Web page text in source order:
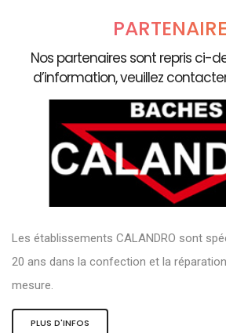
Nos partenaires sont repris ci-
d’information, veuillez
Les établissements CALANDRO sont
20 ans dans la confection et la
mesure.
PLUS D'INFOS